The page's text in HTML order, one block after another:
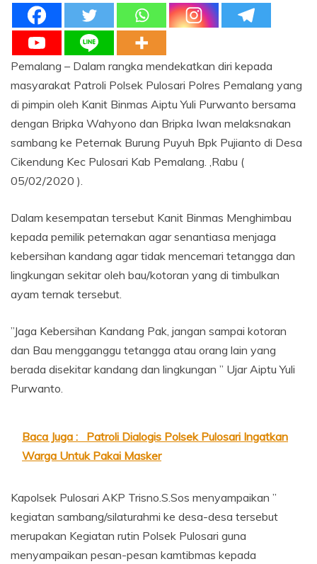
Pemalang – Dalam rangka mendekatkan diri kepada
masyarakat Patroli Polsek Pulosari Polres Pemalang yang
di pimpin oleh Kanit Binmas Aiptu Yuli Purwanto bersama
dengan Bripka Wahyono dan Bripka Iwan melaksnakan
sambang ke Peternak Burung Puyuh Bpk Pujianto di Desa
Cikendung Kec Pulosari Kab Pemalang. ,Rabu (
05/02/2020 ).
Dalam kesempatan tersebut Kanit Binmas Menghimbau
kepada pemilik peternakan agar senantiasa menjaga
kebersihan kandang agar tidak mencemari tetangga dan
lingkungan sekitar oleh bau/kotoran yang di timbulkan
ayam ternak tersebut.
”Jaga Kebersihan Kandang Pak, jangan sampai kotoran
dan Bau mengganggu tetangga atau orang lain yang
berada disekitar kandang dan lingkungan ” Ujar Aiptu Yuli
Purwanto.
Baca Juga :
Patroli Dialogis Polsek Pulosari Ingatkan
Warga Untuk Pakai Masker
Kapolsek Pulosari AKP Trisno.S.Sos menyampaikan ”
kegiatan sambang/silaturahmi ke desa-desa tersebut
merupakan Kegiatan rutin Polsek Pulosari guna
menyampaikan pesan-pesan kamtibmas kepada